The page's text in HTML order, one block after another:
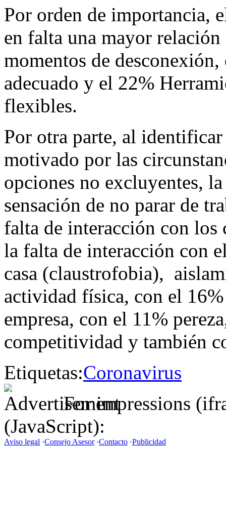
Por orden de importancia,
en falta una mayor
momentos de
adecuado y el 22%
flexibles.
Por otra parte, al
motivado por las
opciones no excluyentes,
sensación de no parar de
falta de interacción con los
la falta de interacción con
casa (claustrofobia),
actividad física, con el
empresa, con el 11%
competitividad y también
Etiquetas:Coronavirus
For impressions
(JavaScript):
Aviso legal ·Consejo Asesor·Contacto ·Publicidad